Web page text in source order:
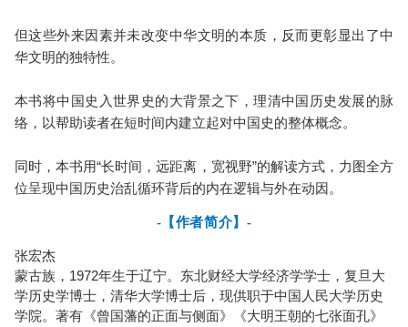
但这些外来因素并未改变中华文明的本质，反而更彰显出了中
华文明的独特性。
本书将中国史入世界史的大背景之下，理清中国历史发展的脉
络，以帮助读者在短时间内建立起对中国史的整体概念。
同时，本书用“长时间，远距离，宽视野”的解读方式，力图全方
位呈现中国历史治乱循环背后的内在逻辑与外在动因。
-【作者简介】-
张宏杰
蒙古族，1972年生于辽宁。东北财经大学经济学学士，复旦大
学历史学博士，清华大学博士后，现供职于中国人民大学历史
学院。著有《曾国藩的正面与侧面》《大明王朝的七张面孔》